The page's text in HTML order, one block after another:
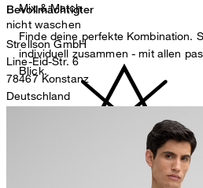
nicht waschen
Bevollmächtigter
Strellson GmbH
Line-Eid-Str. 6
78467 Konstanz
Deutschland
Mix & Match
Finde deine perfekte Kombination.
individuell zusammen - mit allen
Blick.